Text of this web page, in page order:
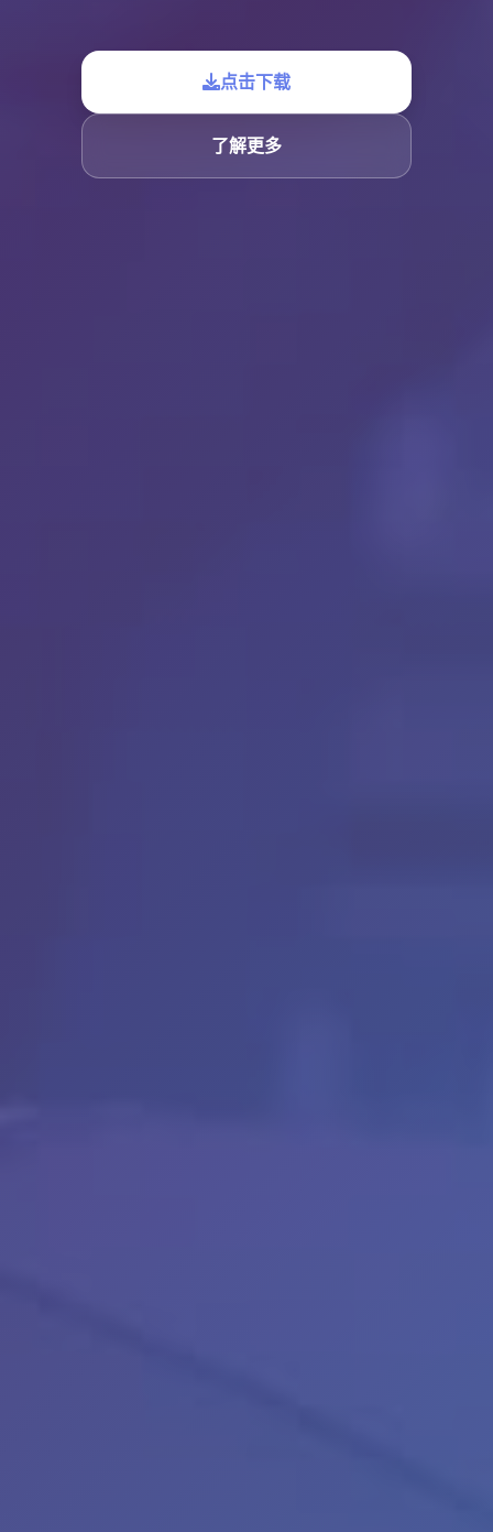
点击下载
了解更多